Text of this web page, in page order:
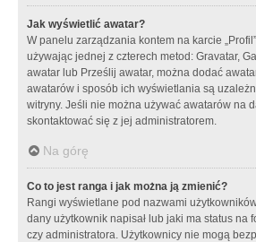
Jak wyświetlić awatar?
W panelu zarządzania kontem na karcie
używając jednej z czterech metod: Gravatar,
awatar lub Prześlij awatar, można dodać
awatarów i sposób ich wyświetlania są
witryny. Jeśli nie można używać awatarów na
skontaktować się z jej administratorem.
Na górę
Co to jest ranga i jak można ją zmienić?
Rangi wyświetlane pod nazwami
dany użytkownik napisał lub jaki ma status na
czy administratora. Użytkownicy nie mogą